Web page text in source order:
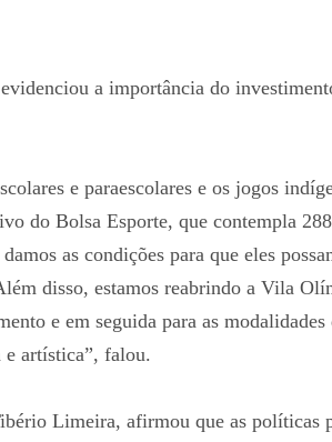
a importância do
e paraescolares e os jogos
do Bolsa Esporte, que contempla
as condições para que eles
disso, estamos reabrindo a Vila
e em seguida para as modalidades
artística”, falou.
Limeira, afirmou que as políticas